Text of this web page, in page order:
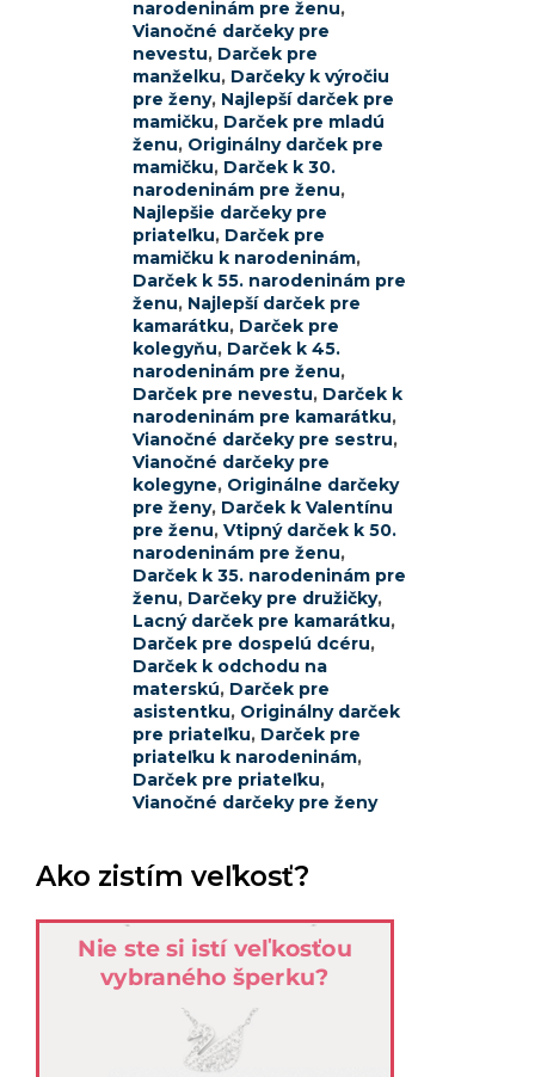
narodeninám pre ženu,
Vianočné darčeky pre
nevestu, Darček pre
manželku, Darčeky k výročiu
pre ženy, Najlepší darček pre
mamičku, Darček pre mladú
ženu, Originálny darček pre
mamičku, Darček k 30.
narodeninám pre ženu,
Najlepšie darčeky pre
priateľku, Darček pre
mamičku k narodeninám,
Darček k 55. narodeninám pre
ženu, Najlepší darček pre
kamarátku, Darček pre
kolegyňu, Darček k 45.
narodeninám pre ženu,
Darček pre nevestu, Darček k
narodeninám pre kamarátku,
Vianočné darčeky pre sestru,
Vianočné darčeky pre
kolegyne, Originálne darčeky
pre ženy, Darček k Valentínu
pre ženu, Vtipný darček k 50.
narodeninám pre ženu,
Darček k 35. narodeninám pre
ženu, Darčeky pre družičky,
Lacný darček pre kamarátku,
Darček pre dospelú dcéru,
Darček k odchodu na
materskú, Darček pre
asistentku, Originálny darček
pre priateľku, Darček pre
priateľku k narodeninám,
Darček pre priateľku,
Vianočné darčeky pre ženy
Ako zistím veľkosť?